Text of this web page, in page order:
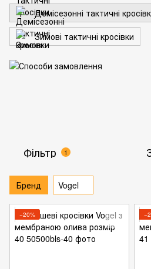
Демісезонні тактичні
Зимові тактичні кросівки
Фільтр 1
Бренд Vogel
−20%